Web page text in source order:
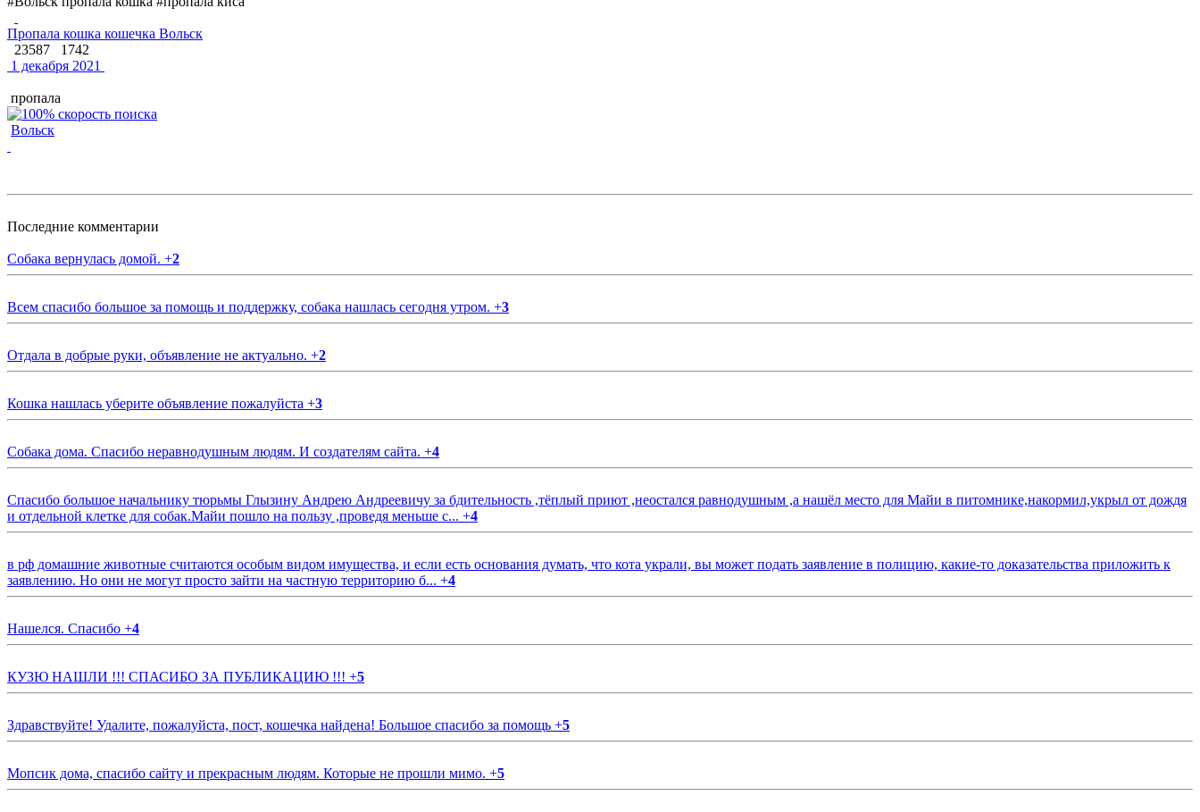
Пропала кошка кошечка Вольск
23587
1742
1 декабря 2021
пропала
Вольск
Последние комментарии
Собака вернулась домой. +2
Всем спасибо большое за помощь и поддержку, собака нашлась сегодня утром. +3
Отдала в добрые руки, объявление не актуально. +2
Кошка нашлась уберите объявление пожалуйста +3
Собака дома. Спасибо неравнодушным людям. И создателям сайта. +4
Спасибо большое начальнику тюрьмы Глызину Андрею Андреевичу за бдительность ,тёплый приют ,неостался равнодушным ,а нашёл место для Майи в питомнике,накормил,укрыл от дождя
и отдельной клетке для собак.Майи пошло на пользу ,проведя меньше с... +4
в рф домашние животные считаются особым видом имущества, и если есть основания думать, что кота украли, вы может подать заявление в полицию, какие-то доказательства приложить к
заявлению. Но они не могут просто зайти на частную территорию б... +4
Нашелся. Спасибо +4
КУЗЮ НАШЛИ !!! СПАСИБО ЗА ПУБЛИКАЦИЮ !!! +5
Здравствуйте! Удалите, пожалуйста, пост, кошечка найдена! Большое спасибо за помощь +5
Мопсик дома, спасибо сайту и прекрасным людям. Которые не прошли мимо. +5